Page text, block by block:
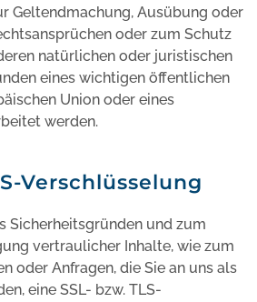
Geltendmachung, Ausübung oder
oder zum Schutz
natürlichen oder juristischen
eines wichtigen öffentlichen
Union oder eines
werden.
Verschlüsselung
Sicherheitsgründen und zum
vertraulicher Inhalte, wie zum
oder Anfragen, die Sie an uns als
eine SSL- bzw. TLS-